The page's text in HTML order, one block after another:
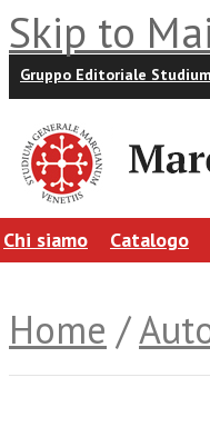
Skip to
Gruppo Editoriale Studium
Chi siamo Catalogo
Home /